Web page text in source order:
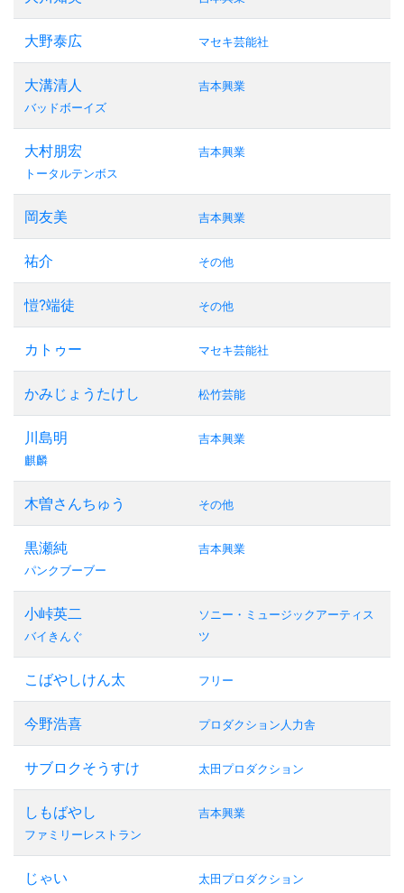
大野泰広 マセキ芸能社
大溝清人
バッドボーイズ
吉本興業
大村朋宏
トータルテンボス
吉本興業
岡友美 吉本興業
祐介 その他
愷?端徒 その他
カトゥー マセキ芸能社
かみじょうたけし 松竹芸能
川島明
麒麟
吉本興業
木曽さんちゅう その他
黒瀬純
パンクブーブー
吉本興業
小峠英二
バイきんぐ
ソニー・ミュージックアーティス
ツ
こばやしけん太 フリー
今野浩喜 プロダクション人力舎
サブロクそうすけ 太田プロダクション
しもばやし
ファミリーレストラン
吉本興業
じゃい 太田プロダクション